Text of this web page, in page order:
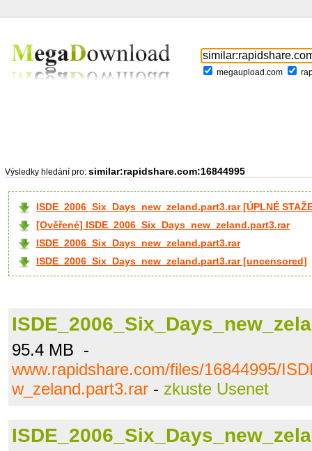
megaupload.com
Výsledky hledání pro: similar:rapidshare.com:16844995
ISDE_2006_Six_Days_new_zeland.part3.rar [ÚPLNÉ
[Ověřené] ISDE_2006_Six_Days_new_zeland.part3.rar
ISDE_2006_Six_Days_new_zeland.part3.rar
ISDE_2006_Six_Days_new_zeland.part3.rar [uncensored]
95.4 MB -
www.rapidshare.com/files/16844995/
w_zeland.part3.rar - zkuste Usenet